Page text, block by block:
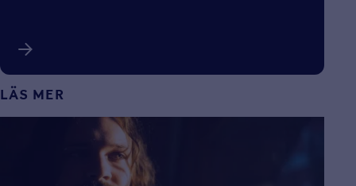
LÄS MER